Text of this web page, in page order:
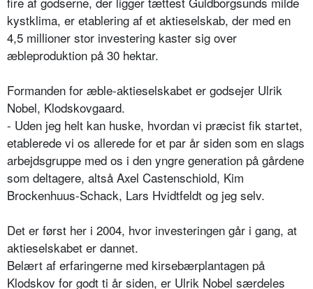
kystklima, er etablering af et aktieselskab, der med en
4,5 millioner stor investering kaster sig over
æbleproduktion på 30 hektar.
Formanden for æble-aktieselskabet er godsejer Ulrik
Nobel, Klodskovgaard.
- Uden jeg helt kan huske, hvordan vi præcist fik startet,
etablerede vi os allerede for et par år siden som en slags
arbejdsgruppe med os i den yngre generation på gårdene
som deltagere, altså Axel Castenschiold, Kim
Brockenhuus-Schack, Lars Hvidtfeldt og jeg selv.
Det er først her i 2004, hvor investeringen går i gang, at
aktieselskabet er dannet.
Belært af erfaringerne med kirsebærplantagen på
Klodskov for godt ti år siden, er Ulrik Nobel særdeles